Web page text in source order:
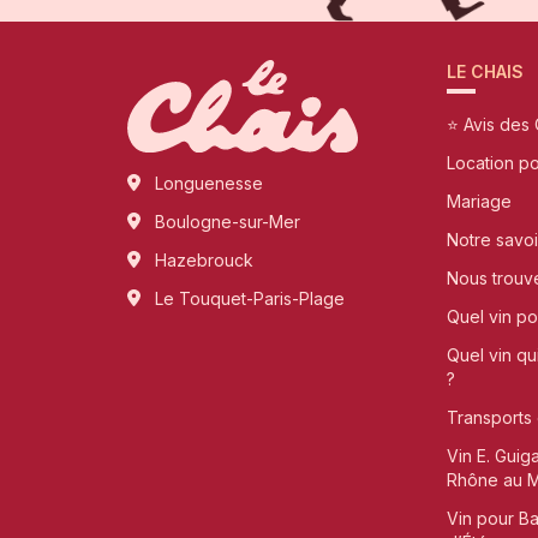
Longuenesse
Boulogne-sur-Mer
Hazebrouck
Le Touquet-Paris-Plage
LE CHAIS
⭐ Avis des
Location
Mariage
Notre
Nous
Quel vin
Quel vin
?
Transports
Vin E.
Rhône au
Vin pour